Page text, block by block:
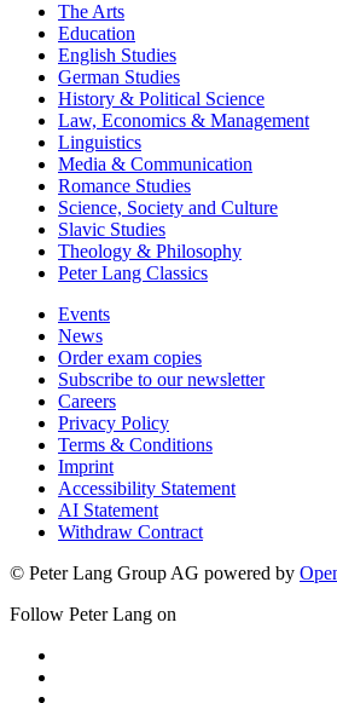
The Arts
Education
English Studies
German Studies
History & Political Science
Law, Economics & Management
Linguistics
Media & Communication
Romance Studies
Science, Society and Culture
Slavic Studies
Theology & Philosophy
Peter Lang Classics
Events
News
Order exam copies
Subscribe to our newsletter
Careers
Privacy Policy
Terms & Conditions
Imprint
Accessibility Statement
AI Statement
Withdraw Contract
© Peter Lang Group AG powered by
Follow Peter Lang on